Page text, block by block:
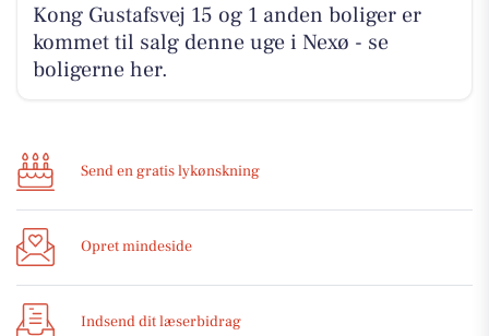
Kong Gustafsvej 15 og 1 anden boliger er
kommet til salg denne uge i Nexø - se
boligerne her.
Send en gratis lykønskning
Opret mindeside
Indsend dit læserbidrag